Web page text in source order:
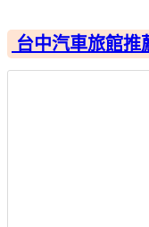
台中汽車旅館推